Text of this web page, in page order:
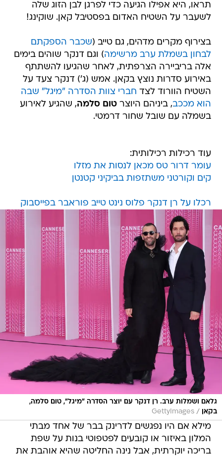
תראו, היא אפילו הגיעה כדי לפרגן לבן הזוג שלה
לשעבר על השטיח האדום בפסטיבל קאן. שוקינג!
בצירוף מקרים מדהים, גם טייב (שכבר הספקתם
לבחון בשמלת ערב מרשימה) וגם דנקר שוהים בימים
אלה בריביירה הצרפתית, לאחר שהגיעו להשתתף
באירוע סדרות נוצץ בקאן. אמש (ג') דנקר צעד על
השטיח הוורוד לצד חברי צוות הסדרה "מיגל" שבה
הוא מככב, ביניהם היוצרטום סלמה, שהגיע לאירוע
בשמלה עם שובל שחור דרמטי.
עוד רכילות רכילותית:
עומר דרור טס מכאן לנסות את מזלו
קים וקורטני משתזפות בביקיני קטנטן
רכלו על רן דנקר פלוס נינט טייב פוראבר בפייסבוק
גלאם ושמלות ערב. רן דנקר עם יוצר הסדרה "מיגל", טום סלמה,
בקאן
/
GettyImages
מילא אם היו נפגשים לדרינק בבר של אחד מבתי
המלון באיזור או קובעים לפטפוטי בנות על שפת
בריכה יוקרתית, אבל נינה החליטה שהיא אוהבת את